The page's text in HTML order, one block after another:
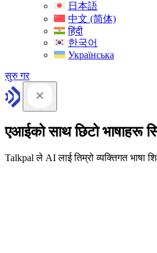
日本語
中文 (简体)
हिंदी
한국어
Українська
सुरु गर
एआईको साथ छिटो भाषाहरू
Talkpal ले AI लाई तिम्रो व्यक्तिगत भाषा